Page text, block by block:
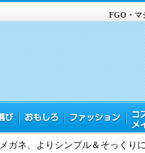
FGO・マ
ガネ、よりシンプル＆そっくり